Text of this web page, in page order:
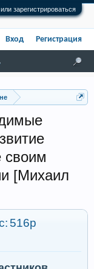
зарегистрироваться
своим
[Михаил
516р
Вход Регистрация